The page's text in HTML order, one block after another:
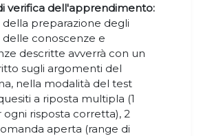
verifica dell'apprendimento:
della preparazione degli
conoscenze e
descritte avverrà con un
sugli argomenti del
nella modalità del test
a riposta multipla (1
risposta corretta), 2
aperta (range di